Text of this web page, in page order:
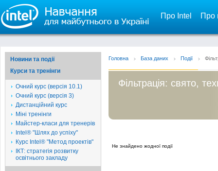
Про Intel Про
Новини та події
Курси та тренінги
Очний курс (версія 10.1)
Очний курс (версія 3)
Дистанційний курс
Міні тренінги
Майстер-класи для тренерів
Intel® "Шлях до успіху"
Курс Intel® "Метод проектів"
ІКТ: стратегія розвитку
освітнього закладу
Головна База даних Події
Фільтрація: свято,
Не знайдено жодної події